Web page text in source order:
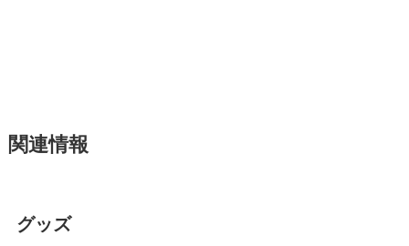
関連情報
グッズ